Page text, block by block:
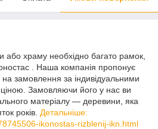
або храму необхідно багато рамок,
. Наша компанія пропонує
на замовлення за індивідуальними
Замовляючи його у нас ви
матеріалу — деревини, яка
років. Детальніше:
ikonostas-rizblenij-ikn.html